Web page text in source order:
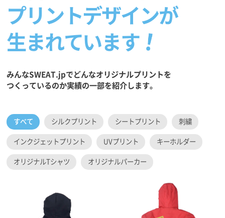
プリントデザインが
生まれています
みんなSWEAT.jpでどんなオリジナルプリントを
つくっているのか実績の一部を紹介します。
すべて シルクプリント シートプリント 刺繍
インクジェットプリント UVプリント キーホルダー
オリジナルTシャツ オリジナルパーカー